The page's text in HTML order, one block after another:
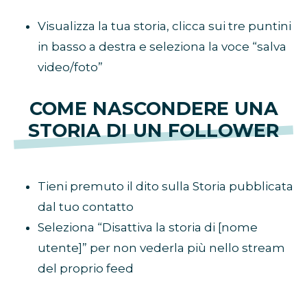
Visualizza la tua storia, clicca sui tre puntini
in basso a destra e seleziona la voce “salva
video/foto”
COME NASCONDERE UNA
STORIA DI UN FOLLOWER
Tieni premuto il dito sulla Storia pubblicata
dal tuo contatto
Seleziona “Disattiva la storia di [nome
utente]” per non vederla più nello stream
del proprio feed